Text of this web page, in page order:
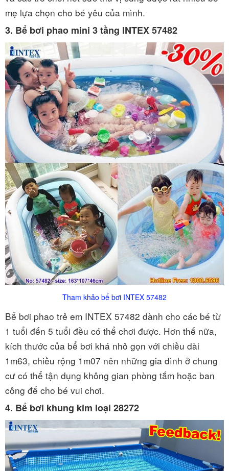
mẹ lựa chọn cho bé yêu của mình.
3. Bể bơi phao mini 3 tầng INTEX 57482
Tham khảo bể bơi INTEX 57482
Bể bơi phao trẻ em INTEX 57482 dành cho các bé từ
1 tuổi đến 5 tuổi đều có thể chơi được. Hơn thế nữa,
kích thước của bể bơi khá nhỏ gọn với chiều dài
1m63, chiều rộng 1m07 nên những gia đình ở chung
cư có thể tận dụng không gian phòng tắm hoặc ban
công để cho bé vui chơi.
4. Bể bơi khung kim loại 28272